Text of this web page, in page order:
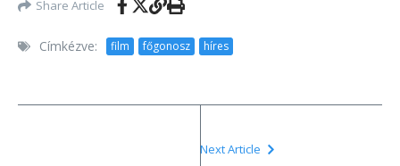
Share Article
Címkézve: film főgonosz híres
Next Article